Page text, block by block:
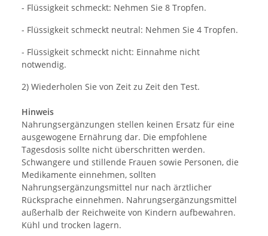
- Flüssigkeit schmeckt: Nehmen Sie 8 Tropfen.
- Flüssigkeit schmeckt neutral: Nehmen Sie 4 Tropfen.
- Flüssigkeit schmeckt nicht: Einnahme nicht
notwendig.
2) Wiederholen Sie von Zeit zu Zeit den Test.
Hinweis
Nahrungsergänzungen stellen keinen Ersatz für eine
ausgewogene Ernährung dar. Die empfohlene
Tagesdosis sollte nicht überschritten werden.
Schwangere und stillende Frauen sowie Personen, die
Medikamente einnehmen, sollten
Nahrungsergänzungsmittel nur nach ärztlicher
Rücksprache einnehmen. Nahrungsergänzungsmittel
außerhalb der Reichweite von Kindern aufbewahren.
Kühl und trocken lagern.